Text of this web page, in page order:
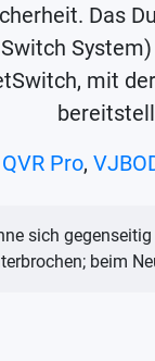
Das
mit
QVR Pro,
sich
beim